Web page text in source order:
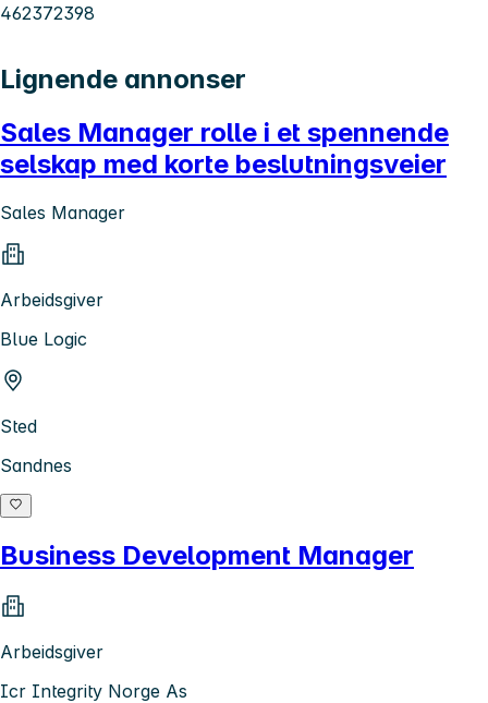
462372398
Lignende annonser
Sales Manager rolle i et spennende
selskap med korte beslutningsveier
Sales Manager
Arbeidsgiver
Blue Logic
Sted
Sandnes
Business Development Manager
Arbeidsgiver
Icr Integrity Norge As